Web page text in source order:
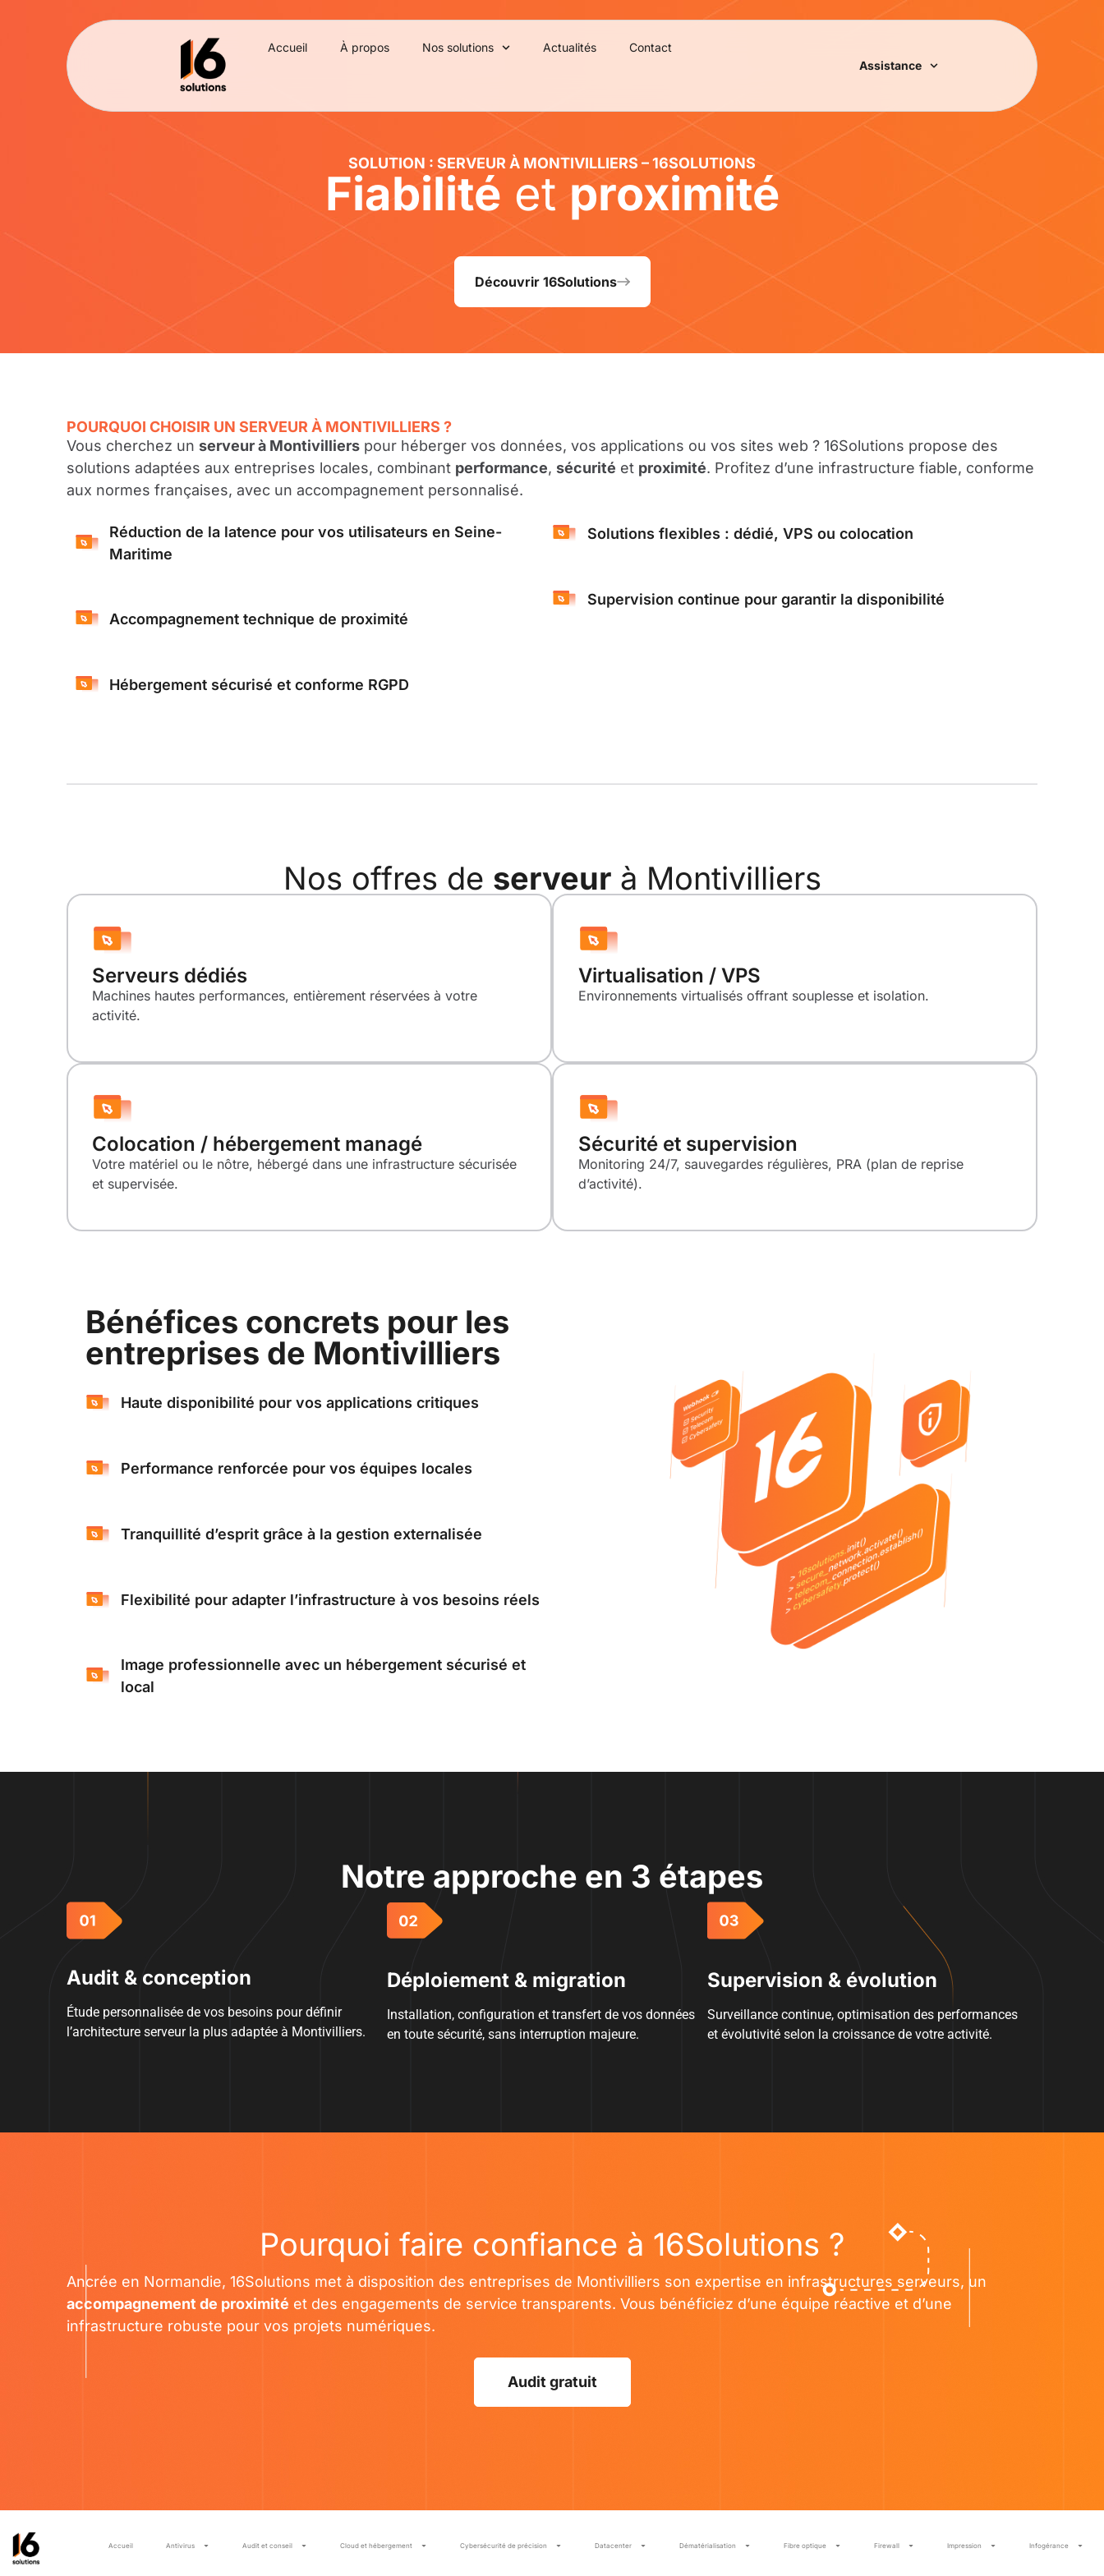
Accueil À propos Nos solutions Actualités
Contact
Assistance
SOLUTION : SERVEUR À MONTIVILLIERS – 16SOLUTIONS
Fiabilité etproximité
Découvrir 16Solutions
POURQUOI CHOISIR UN SERVEUR À MONTIVILLIERS ?
Vous cherchez un serveur à Montivillierspour héberger vos données, vos applications ou vos sites web ? 16Solutions propose des
solutions adaptées aux entreprises locales, combinant performance, sécurité et proximité. Profitez d’une infrastructure fiable, conforme
aux normes françaises, avec un accompagnement personnalisé.
Réduction de la latence pour vos utilisateurs en Seine-
Maritime
Accompagnement technique de proximité
Hébergement sécurisé et conforme RGPD
Solutions flexibles : dédié, VPS ou colocation
Supervision continue pour garantir la disponibilité
Nos offres de serveurà Montivilliers
Serveurs dédiés
Machines hautes performances, entièrement réservées à votre
activité.
Virtualisation / VPS
Environnements virtualisés offrant souplesse et isolation.
Colocation / hébergement managé
Votre matériel ou le nôtre, hébergé dans une infrastructure sécurisée
et supervisée.
Sécurité et supervision
Monitoring 24/7, sauvegardes régulières, PRA (plan de reprise
d’activité).
Bénéfices concrets pour les
entreprises de Montivilliers
Haute disponibilité pour vos applications critiques
Performance renforcée pour vos équipes locales
Tranquillité d’esprit grâce à la gestion externalisée
Flexibilité pour adapter l’infrastructure à vos besoins réels
Image professionnelle avec un hébergement sécurisé et
local
Notre approche en 3 étapes
Audit & conception
Étude personnalisée de vos besoins pour définir
l’architecture serveur la plus adaptée à Montivilliers.
Déploiement & migration
Installation, configuration et transfert de vos données
en toute sécurité, sans interruption majeure.
Supervision & évolution
Surveillance continue, optimisation des performances
et évolutivité selon la croissance de votre activité.
Pourquoi faire confiance à 16Solutions ?
Ancrée en Normandie, 16Solutions met à disposition des entreprises de Montivilliers son expertise en infrastructures serveurs, un
accompagnement de proximité et des engagements de service transparents. Vous bénéficiez d’une équipe réactive et d’une
infrastructure robuste pour vos projets numériques.
Audit gratuit
Accueil Antivirus Audit et conseil Cloud et hébergement Cybersécurité de précision Datacenter Dématérialisation Fibre optique Firewall Impression Infogérance